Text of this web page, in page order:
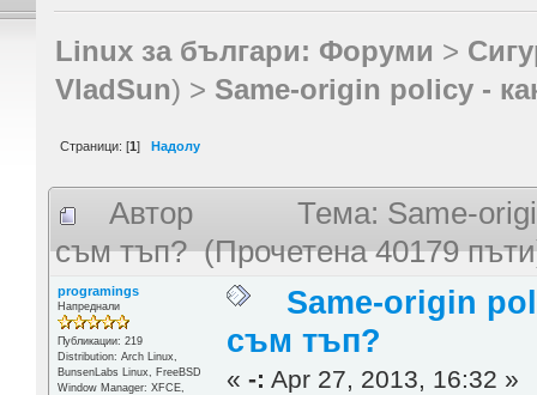
Linux за българи: Форуми >
VladSun) > Same-origin policy -
Страници: [1] Надолу
Автор
Тема: Same-
съм тъп? (Прочетена 40179
programings
Напреднали
Публикации: 219
Distribution: Arch Linux,
BunsenLabs Linux, FreeBSD
Window Manager: XFCE,
Same-origin
съм тъп?
«-: Apr 27, 2013, 16:32 »